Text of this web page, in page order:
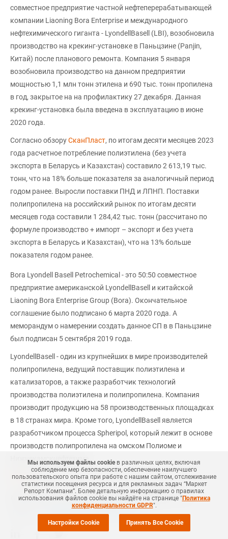
совместное предприятие частной нефтеперерабатывающей
компании Liaoning Bora Enterprise и международного
нефтехимического гиганта - LyondellBasell (LBI), возобновила
производство на крекинг-установке в Паньцзине (Panjin,
Китай) после планового ремонта. Компания 5 января
возобновила производство на данном предприятии
мощностью 1,1 млн тонн этилена и 690 тыс. тонн пропилена
в год, закрытое на на профилактику 27 декабря. Данная
крекинг-установка была введена в эксплуатацию в июне
2020 года.
Согласно обзоруСканПласт, по итогам десяти месяцев 2023
года расчетное потребление полиэтилена (без учета
экспорта в Беларусь и Казахстан) составило 2 613,19 тыс.
тонн, что на 18% больше показателя за аналогичный период
годом ранее. Выросли поставки ПНД и ЛПНП. Поставки
полипропилена на российский рынок по итогам десяти
месяцев года составили 1 284,42 тыс. тонн (рассчитано по
формуле производство + импорт – экспорт и без учета
экспорта в Беларусь и Казахстан), что на 13% больше
показателя годом ранее.
Bora Lyondell Basell Petrochemical - это 50:50 совместное
предприятие американской LyondellBasell и китайской
Liaoning Bora Enterprise Group (Bora). Окончательное
соглашение было подписано 6 марта 2020 года. А
меморандум о намерении создать данное СП в в Паньцзине
был подписан 5 сентября 2019 года.
LyondellBasell - один из крупнейших в мире производителей
полипропилена, ведущий поставщик полиэтилена и
катализаторов, а также разработчик технологий
производства полиэтилена и полипропилена. Компания
производит продукцию на 58 производственных площадках
в 18 странах мира. Кроме того, LyondellBasell является
разработчиком процесса Spheripol, который лежит в основе
производств полипропилена на омском Полиоме и
Нижнекамскнефтехиме.
mrc.ru
НЕФТЕХИМИЯ # ПЭНД # ЛПЭНП # КИТАЙ #НОВОСТЬ #ПП
+Добавить все теги в фильтр
Мы используем файлы cookieв различных целях, включая
соблюдение мер безопасности, обеспечение наилучшего
пользовательского опыта при работе с нашим сайтом, отслеживание
статистики посещения ресурса и для рекламных задач “Маркет
Репорт Компани”. Более детальную информацию о правилах
использования файлов cookie вы найдёте на странице "Политика
конфиденциальности GDPR".
Настройки Cookie Принять Все Cookie